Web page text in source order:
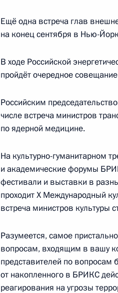
11 июля 2024 года, 20:50
26 июля 2026 года
Президента
России
События
Структура
Ещё одна встреча глав
на конец сентября в Нью-
В ходе Российской
пройдёт очередное
Российским
числе встреча министров
по ядерной медицине.
На культурно-гуманитарном
и академические форумы
фестивали и выставки в
проходит X Международный
встреча министров культуры
Разумеется, самое
вопросам, входящим в вашу
представителей по вопросам
от накопленного в БРИКС
реагирования на угрозы